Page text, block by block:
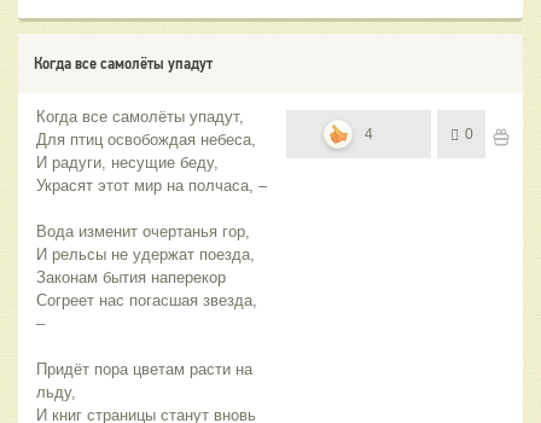
Когда все самолёты упадут
Когда все самолёты упадут,
Для птиц освобождая небеса,
И радуги, несущие беду,
Украсят этот мир на полчаса, –
Вода изменит очертанья гор,
И рельсы не удержат поезда,
Законам бытия наперекор
Согреет нас погасшая звезда,
–
Придёт пора цветам расти на
льду,
И книг страницы станут вновь
4 0